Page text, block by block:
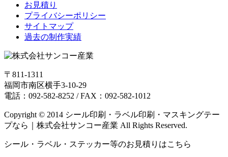
お見積り
プライバシーポリシー
サイトマップ
過去の制作実績
〒811-1311
福岡市南区横手3-10-29
電話：092-582-8252 / FAX：092-582-1012
Copyright © 2014 シール印刷・ラベル印刷・マスキングテー
プなら｜株式会社サンコー産業 All Rights Reserved.
シール・ラベル・ステッカー等のお見積りはこちら